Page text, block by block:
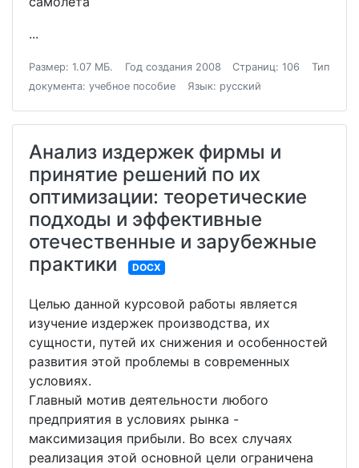
...
Размер: 1.07 МБ. Год создания 2008 Страниц: 106
Тип
документа: учебное пособие
Язык: русский
Анализ издержек фирмы и
принятие решений по их
оптимизации: теоретические
подходы и эффективные
отечественные и зарубежные
практики
DOCX
Целью данной курсовой работы является
изучение издержек производства, их
сущности, путей их снижения и особенностей
развития этой проблемы в современных
условиях.
Главный мотив деятельности любого
предприятия в условиях рынка -
максимизация прибыли. Во всех случаях
реализация этой основной цели ограничена